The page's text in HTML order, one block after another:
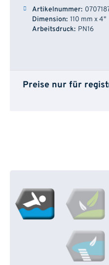
110 mm x 4"
PN16
Preise nur für